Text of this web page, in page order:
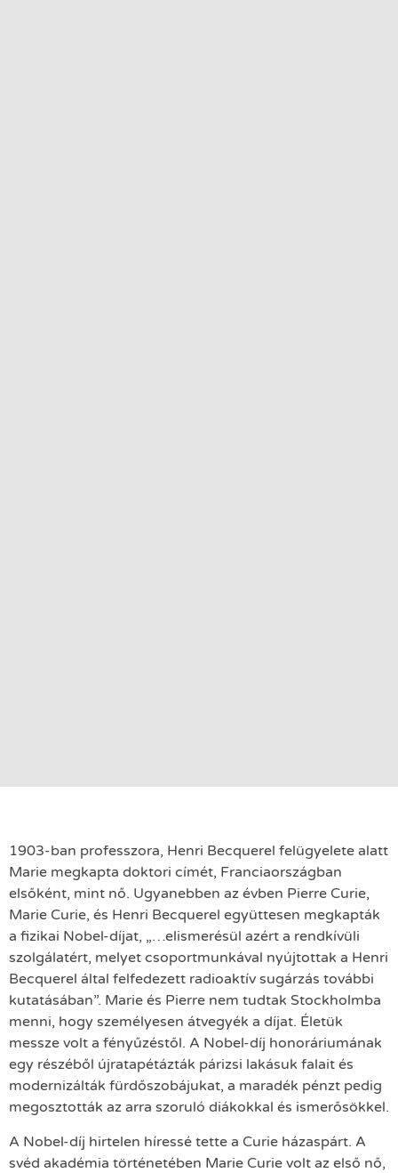
1903-ban professzora, Henri Becquerel felügyelete alatt
Marie megkapta doktori címét, Franciaországban
elsőként, mint nő. Ugyanebben az évben Pierre Curie,
Marie Curie, és Henri Becquerel együttesen megkapták
a fizikai Nobel-díjat, „…elismerésül azért a rendkívüli
szolgálatért, melyet csoportmunkával nyújtottak a Henri
Becquerel által felfedezett radioaktív sugárzás további
kutatásában”. Marie és Pierre nem tudtak Stockholmba
menni, hogy személyesen átvegyék a díjat. Életük
messze volt a fényűzéstől. A Nobel-díj honoráriumának
egy részéből újratapétázták párizsi lakásuk falait és
modernizálták fürdőszobájukat, a maradék pénzt pedig
megosztották az arra szoruló diákokkal és ismerősökkel.
A Nobel-díj hirtelen híressé tette a Curie házaspárt. A
svéd akadémia történetében Marie Curie volt az első nő,